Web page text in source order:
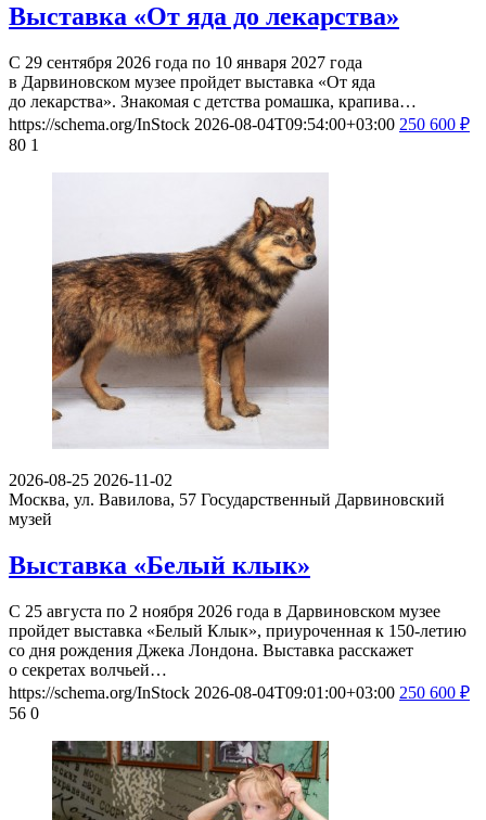
Выставка «От яда до лекарства»
С 29 сентября 2026 года по 10 января 2027 года
в Дарвиновском музее пройдет выставка «От яда
до лекарства». Знакомая с детства ромашка, крапива…
https://schema.org/InStock 2026-08-04T09:54:00+03:00 250 600 ₽
80 1
2026-08-25 2026-11-02
Москва, ул. Вавилова, 57 Государственный Дарвиновский
музей
Выставка «Белый клык»
С 25 августа по 2 ноября 2026 года в Дарвиновском музее
пройдет выставка «Белый Клык», приуроченная к 150-летию
со дня рождения Джека Лондона. Выставка расскажет
о секретах волчьей…
https://schema.org/InStock 2026-08-04T09:01:00+03:00 250 600 ₽
56 0